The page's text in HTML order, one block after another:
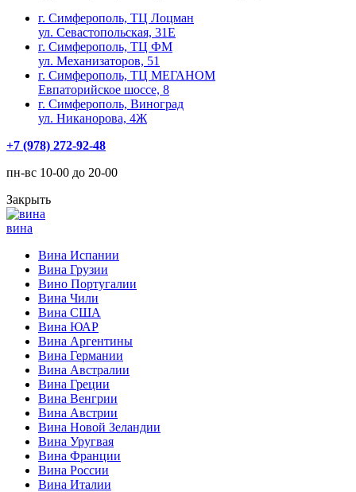
г. Симферополь, ТЦ Лоцман
ул. Севастопольская, 31Е
г. Симферополь, ТЦ ФМ
ул. Механизаторов, 51
г. Симферополь, ТЦ МЕГАНОМ
Евпаторийское шоссе, 8
г. Симферополь, Виноград
ул. Никанорова, 4Ж
+7 (978) 272-92-48
пн-вс 10-00 до 20-00
Закрыть
вина
Вина Испании
Вина Грузии
Вино Португалии
Вина Чили
Вина США
Вина ЮАР
Вина Аргентины
Вина Германии
Вина Австралии
Вина Греции
Вина Венгрии
Вина Австрии
Вина Новой Зеландии
Вина Уругвая
Вина Франции
Вина России
Вина Италии